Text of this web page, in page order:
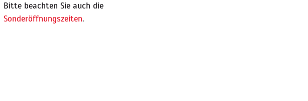
Bitte beachten Sie auch die
Sonderöffnungszeiten.